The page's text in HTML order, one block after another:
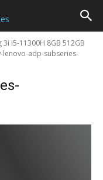
i5-11300H 8GB 512GB
lenovo-adp-subseries-